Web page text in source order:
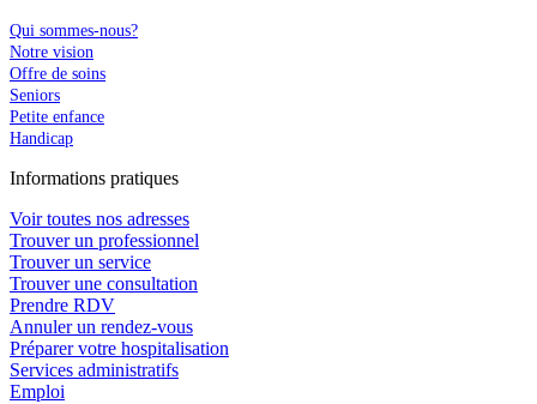
Qui sommes-nous?
Notre vision
Offre de soins
Seniors
Petite enfance
Handicap
Informations pratiques
Voir toutes nos adresses
Trouver un professionnel
Trouver un service
Trouver une consultation
Prendre RDV
Annuler un rendez-vous
Préparer votre hospitalisation
Services administratifs
Emploi​